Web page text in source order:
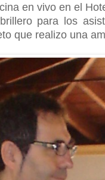
en vivo en el
para los
que realizo una